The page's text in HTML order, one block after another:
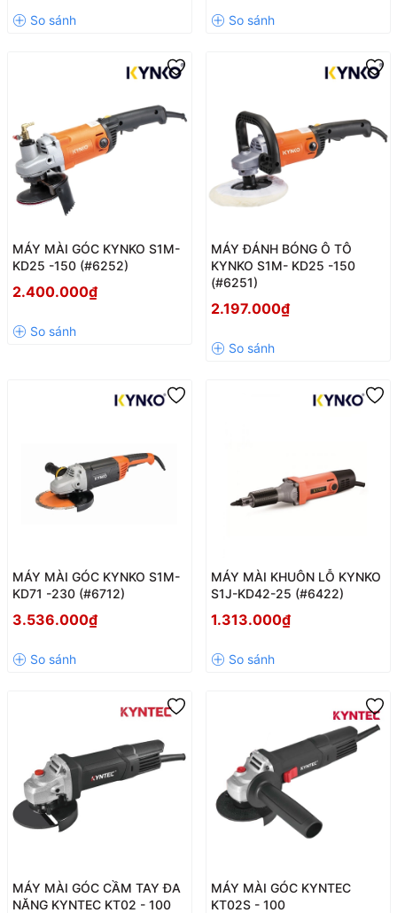
MÁY MÀI GÓC KYNKO S1M-
KD25 -150 (#6252)
2.400.000₫
MÁY ĐÁNH BÓNG Ô TÔ
KYNKO S1M- KD25 -150
(#6251)
2.197.000₫
MÁY MÀI GÓC KYNKO S1M-
KD71 -230 (#6712)
3.536.000₫
MÁY MÀI KHUÔN LỖ KYNKO
S1J-KD42-25 (#6422)
1.313.000₫
MÁY MÀI GÓC CẦM TAY ĐA
NĂNG KYNTEC KT02 - 100
MÁY MÀI GÓC KYNTEC
KT02S - 100